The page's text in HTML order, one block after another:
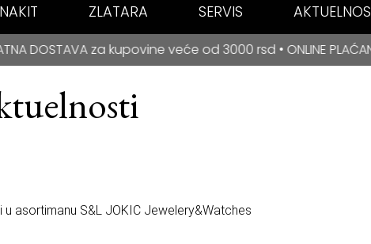
NAKIT ZLATARA SERVIS
NA RATE ZA BANCA INTESA KARTICE
NA RATE ZA BANCA INTESA KARTICE
u asortimanu S&L JOKIC Jewelery&Watches